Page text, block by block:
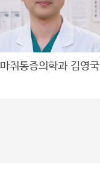
마취통증의학과 김영국